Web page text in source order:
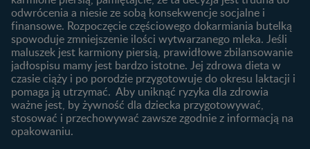
niemowlaka?
Przydatne materiały dla
rodziców
Poradniki dla rodziców
Karty do zdjęć dla
Maluszka
Materiały do pobrania
Narzędzia dla rodziców
odwrócenia a niesie ze sobą konsekwencje socjalne i
finansowe. Rozpoczęcie częściowego dokarmiania butelką
spowoduje zmniejszenie ilości wytwarzanego mleka. Jeśli
maluszek jest karmiony piersią, prawidłowe zbilansowanie
jadłospisu mamy jest bardzo istotne. Jej zdrowa dieta w
czasie ciąży i po porodzie przygotowuje do okresu laktacji i
pomaga ją utrzymać. Aby uniknąć ryzyka dla zdrowia
ważne jest, by żywność dla dziecka przygotowywać,
stosować i przechowywać zawsze zgodnie z informacją na
opakowaniu.